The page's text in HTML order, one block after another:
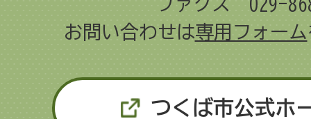
お問い合わせは専用フォーム
つくば市公式ホ